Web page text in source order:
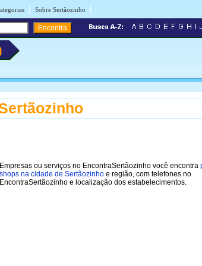
| Sobre Sertãozinho |
Empresas ou serviços no EncontraSertãozinho você encontra
shops na cidade de Sertãozinho e região, com telefones no
EncontraSertãozinho e localização dos estabelecimentos.